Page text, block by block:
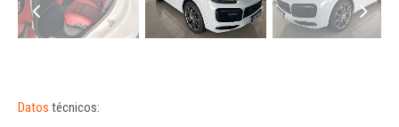
Datos técnicos: